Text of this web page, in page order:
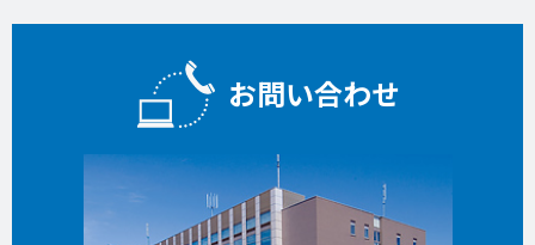
お問い合わせ